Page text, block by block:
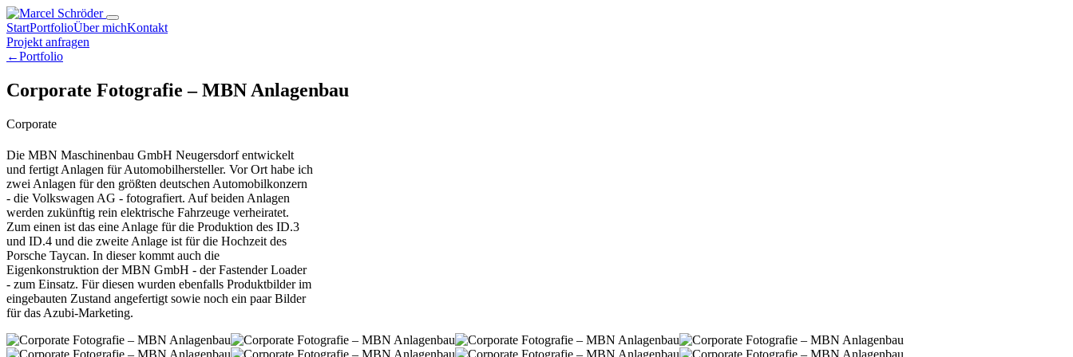
StartPortfolioÜber michKontakt
Projekt anfragen
←Portfolio
Corporate Fotografie – MBN Anlagenbau
Corporate
Die MBN Maschinenbau GmbH Neugersdorf entwickelt
und fertigt Anlagen für Automobilhersteller. Vor Ort habe ich
zwei Anlagen für den größten deutschen Automobilkonzern
- die Volkswagen AG - fotografiert. Auf beiden Anlagen
werden zukünftig rein elektrische Fahrzeuge verheiratet.
Zum einen ist das eine Anlage für die Produktion des ID.3
und ID.4 und die zweite Anlage ist für die Hochzeit des
Porsche Taycan. In dieser kommt auch die
Eigenkonstruktion der MBN GmbH - der Fastender Loader
- zum Einsatz. Für diesen wurden ebenfalls Produktbilder im
eingebauten Zustand angefertigt sowie noch ein paar Bilder
für das Azubi-Marketing.